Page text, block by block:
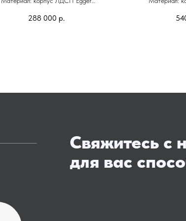
Фурнитура: Blum
288 000 р.
Свяжитесь с
для вас